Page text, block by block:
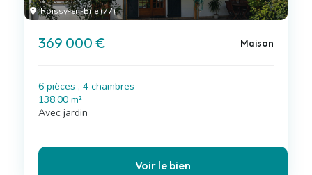
Roissy-en-Brie (77)
369 000 € Maison
6 pièces , 4 chambres
138.00 m²
Avec jardin
Voir le bien